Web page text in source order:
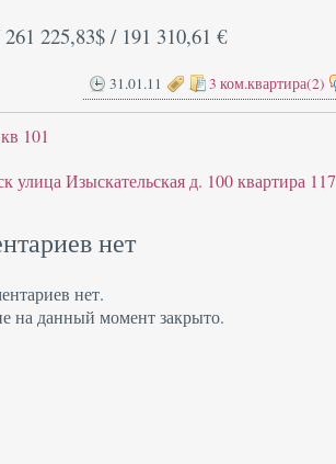
225,83$ / 191 310,61 €
31.01.11 3 ком.квартира(2)
101
улица Изыскательская д. 100 квартира 117
нет
нет.
на данный момент закрыто.